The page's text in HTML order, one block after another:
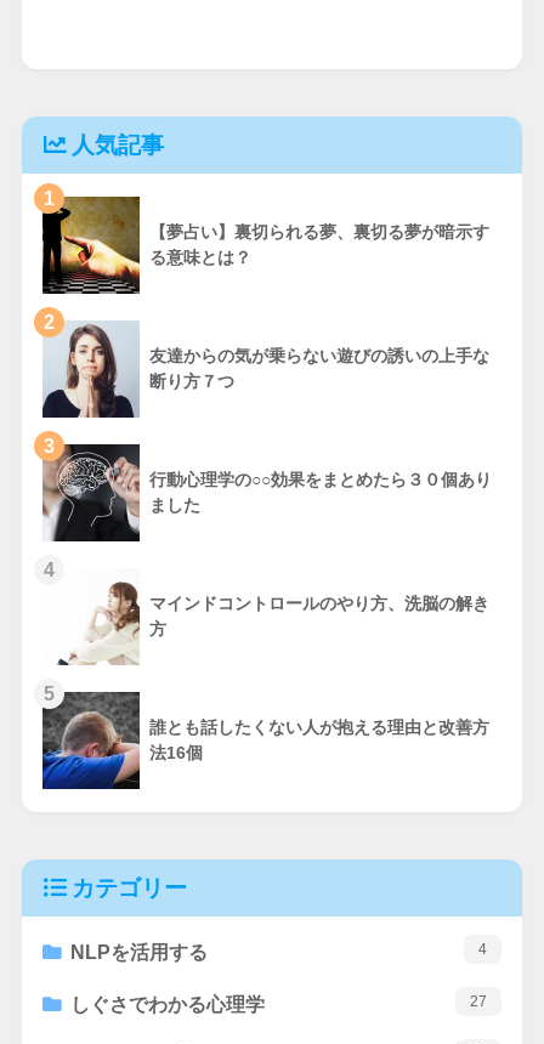
人気記事
1
【夢占い】裏切られる夢、裏切る夢が暗示す
る意味とは？
2
友達からの気が乗らない遊びの誘いの上手な
断り方７つ
3
行動心理学の○○効果をまとめたら３０個あり
ました
4
マインドコントロールのやり方、洗脳の解き
方
5
誰とも話したくない人が抱える理由と改善方
法16個
カテゴリー
NLPを活用する 4
しぐさでわかる心理学 27